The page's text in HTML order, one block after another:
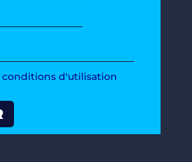
conditions d'utilisation